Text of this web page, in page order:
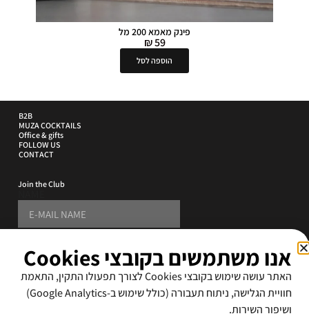
פינק מאמא 200 מל
59
₪
הוספה לסל
B2B
MUZA COCKTAILS
Office & gifts
FOLLOW US
CONTACT
Join the Club
PHONE
E-MAIL ADDRESS
SUBSCRIBE
אנו משתמשים בקובצי Cookies
האתר עושה שימוש בקובצי Cookies לצורך תפעולו התקין, התאמת
חוויית הגלישה, ניתוח תעבורה (כולל שימוש ב-Google Analytics)
ושיפור השירות.